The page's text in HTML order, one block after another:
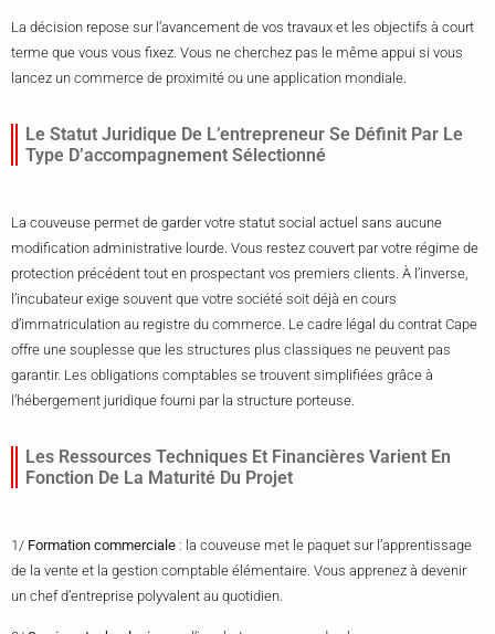
La décision repose sur l’avancement de vos travaux et les objectifs à court
terme que vous vous fixez. Vous ne cherchez pas le même appui si vous
lancez un commerce de proximité ou une application mondiale.
Le Statut Juridique De L’entrepreneur Se Définit Par Le
Type D’accompagnement Sélectionné
La couveuse permet de garder votre statut social actuel sans aucune
modification administrative lourde. Vous restez couvert par votre régime de
protection précédent tout en prospectant vos premiers clients. À l’inverse,
l’incubateur exige souvent que votre société soit déjà en cours
d’immatriculation au registre du commerce. Le cadre légal du contrat Cape
offre une souplesse que les structures plus classiques ne peuvent pas
garantir. Les obligations comptables se trouvent simplifiées grâce à
l’hébergement juridique fourni par la structure porteuse.
Les Ressources Techniques Et Financières Varient En
Fonction De La Maturité Du Projet
1/ Formation commerciale : la couveuse met le paquet sur l’apprentissage
de la vente et la gestion comptable élémentaire. Vous apprenez à devenir
un chef d’entreprise polyvalent au quotidien.